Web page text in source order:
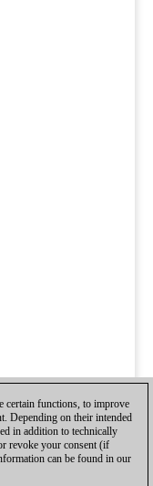
certain functions, to improve
Depending on their intended
in addition to technically
revoke your consent (if
can be found in our